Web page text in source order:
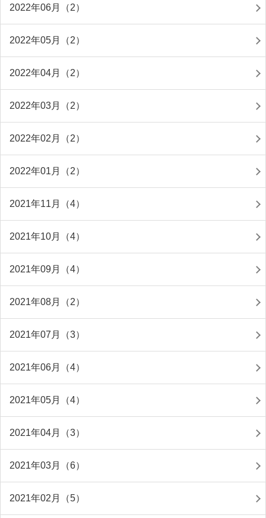
2022年06月（2）
2022年05月（2）
2022年04月（2）
2022年03月（2）
2022年02月（2）
2022年01月（2）
2021年11月（4）
2021年10月（4）
2021年09月（4）
2021年08月（2）
2021年07月（3）
2021年06月（4）
2021年05月（4）
2021年04月（3）
2021年03月（6）
2021年02月（5）